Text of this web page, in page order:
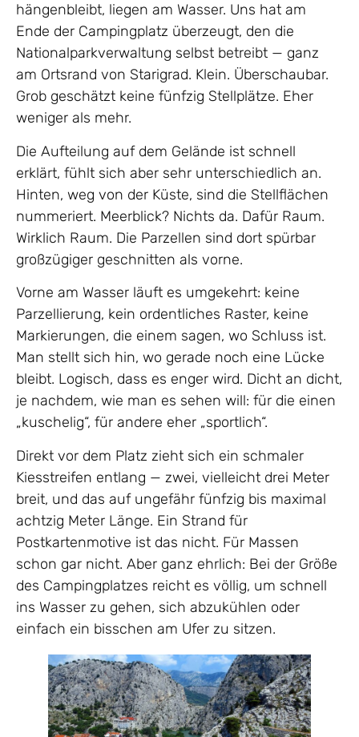
hängenbleibt, liegen am Wasser. Uns hat am
Ende der Campingplatz überzeugt, den die
Nationalparkverwaltung selbst betreibt — ganz
am Ortsrand von Starigrad. Klein. Überschaubar.
Grob geschätzt keine fünfzig Stellplätze. Eher
weniger als mehr.
Die Aufteilung auf dem Gelände ist schnell
erklärt, fühlt sich aber sehr unterschiedlich an.
Hinten, weg von der Küste, sind die Stellflächen
nummeriert. Meerblick? Nichts da. Dafür Raum.
Wirklich Raum. Die Parzellen sind dort spürbar
großzügiger geschnitten als vorne.
Vorne am Wasser läuft es umgekehrt: keine
Parzellierung, kein ordentliches Raster, keine
Markierungen, die einem sagen, wo Schluss ist.
Man stellt sich hin, wo gerade noch eine Lücke
bleibt. Logisch, dass es enger wird. Dicht an dicht,
je nachdem, wie man es sehen will: für die einen
„kuschelig“, für andere eher „sportlich“.
Direkt vor dem Platz zieht sich ein schmaler
Kiesstreifen entlang — zwei, vielleicht drei Meter
breit, und das auf ungefähr fünfzig bis maximal
achtzig Meter Länge. Ein Strand für
Postkartenmotive ist das nicht. Für Massen
schon gar nicht. Aber ganz ehrlich: Bei der Größe
des Campingplatzes reicht es völlig, um schnell
ins Wasser zu gehen, sich abzukühlen oder
einfach ein bisschen am Ufer zu sitzen.